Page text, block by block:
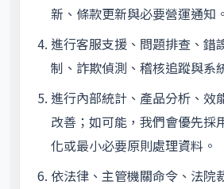
新、條款更新與必要營運通知。
進行客服支援、問題排查、錯
制、詐欺偵測、稽核追蹤與系
進行內部統計、產品分析、效
改善；如可能，我們會優先採
化或最小必要原則處理資料。
依法律、主管機關命令、法院